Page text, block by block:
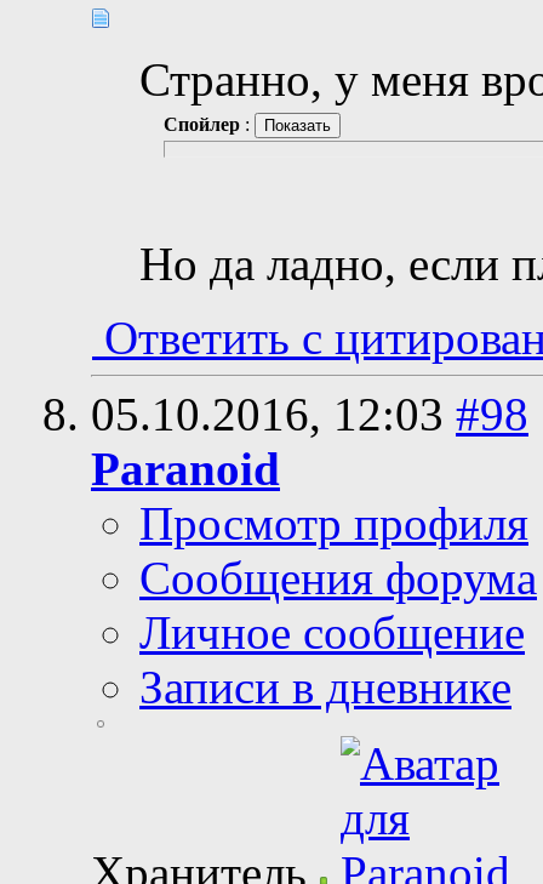
Странно, у меня
Спойлер :
Но да ладно, если
Ответить с
05.10.2016, 12:03 #98
Paranoid
Просмотр профиля
Сообщения форума
Личное сообщение
Записи в дневнике
Хранитель